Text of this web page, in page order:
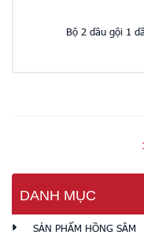
Bộ 2 dầu gội 1
DANH MỤC
SẢN PHẨM HỒNG SÂM